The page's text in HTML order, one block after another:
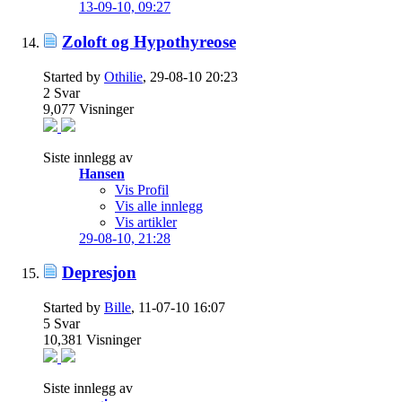
13-09-10, 09:27
Zoloft og Hypothyreose
Started by Othilie, 29-08-10 20:23
2 Svar
9,077 Visninger
Siste innlegg av
Hansen
Vis Profil
Vis alle innlegg
Vis artikler
29-08-10, 21:28
Depresjon
Started by Bille, 11-07-10 16:07
5 Svar
10,381 Visninger
Siste innlegg av